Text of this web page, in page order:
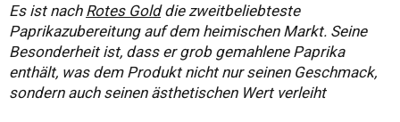
Es ist nach Rotes Golddie zweitbeliebteste
Paprikazubereitung auf dem heimischen Markt. Seine
Besonderheit ist, dass er grob gemahlene Paprika
enthält, was dem Produkt nicht nur seinen Geschmack,
sondern auch seinen ästhetischen Wert verleiht